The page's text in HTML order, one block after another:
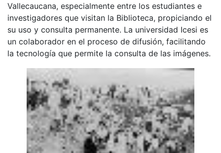
Vallecaucana, especialmente entre los estudiantes e
investigadores que visitan la Biblioteca, propiciando el
su uso y consulta permanente. La universidad Icesi es
un colaborador en el proceso de difusión, facilitando
la tecnología que permite la consulta de las imágenes.